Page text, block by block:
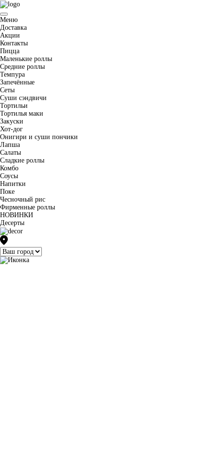
Меню
Доставка
Акции
Контакты
Пицца
Маленькие роллы
Средние роллы
Темпура
Запечённые
Сеты
Суши сэндвичи
Тортильи
Тортилья маки
Закуски
Хот-дог
Онигири и суши пончики
Лапша
Салаты
Сладкие роллы
Комбо
Соусы
Напитки
Поке
Чесночный рис
Фирменные роллы
НОВИНКИ
Десерты